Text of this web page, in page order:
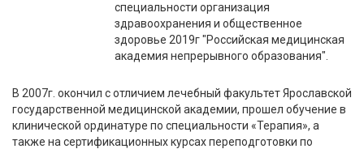
специальности организация
здравоохранения и общественное
здоровье 2019г "Российская медицинская
академия непрерывного образования".
В 2007г. окончил с отличием лечебный факультет Ярославской
государственной медицинской академии, прошел обучение в
клинической ординатуре по специальности «Терапия», а
также на сертификационных курсах переподготовки по